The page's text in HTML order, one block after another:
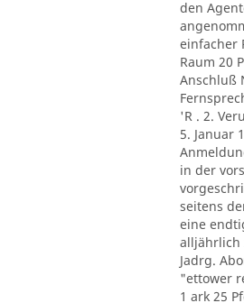
den
einfacher
Raum 20
Anschluß
'R . 2.
5. Januar
in der
seitens
eine
alljährlich
Jadrg.
"ettower
1 ark 25